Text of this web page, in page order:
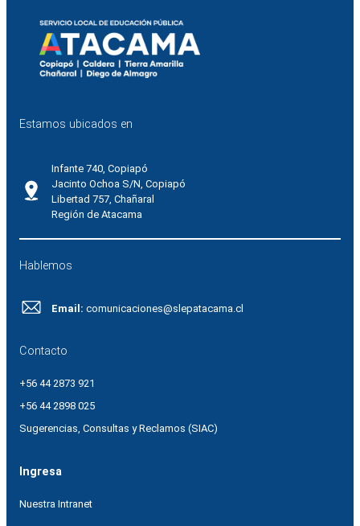
Estamos ubicados en
Infante 740, Copiapó
Jacinto Ochoa S/N, Copiapó
Libertad 757, Chañaral
Región de Atacama
Hablemos
Email: comunicaciones@slepatacama.cl
Contacto
+56 44 2873 921
+56 44 2898 025
Sugerencias, Consultas y Reclamos (SIAC)
Ingresa
Nuestra Intranet